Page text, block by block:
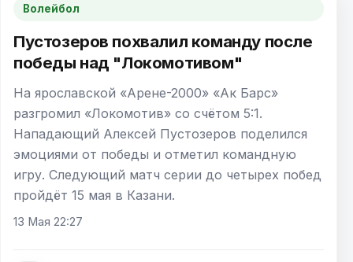
Волейбол
Пустозеров похвалил команду после
победы над "Локомотивом"
На ярославской «Арене-2000» «Ак Барс»
разгромил «Локомотив» со счётом 5:1.
Нападающий Алексей Пустозеров поделился
эмоциями от победы и отметил командную
игру. Следующий матч серии до четырех побед
пройдёт 15 мая в Казани.
13 Мая 22:27